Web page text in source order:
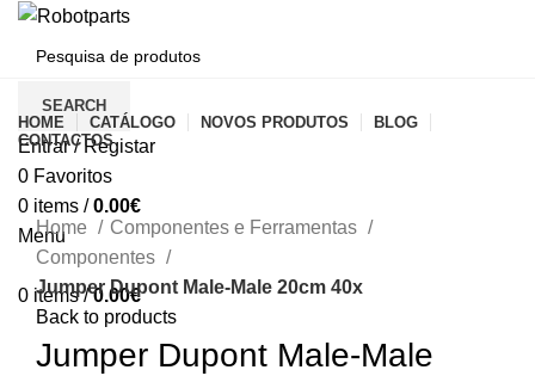
SEARCH
Entrar / Registar
0 Favoritos
0 items / 0.00€
Menu
0 items / 0.00€
HOME CATÁLOGO NOVOS PRODUTOS
BLOG
CONTACTOS
Click to enlarge
Home
Componentes e Ferramentas
Componentes
Jumper Dupont Male-Male 20cm 40x
Back to products
Jumper Dupont Male-Male